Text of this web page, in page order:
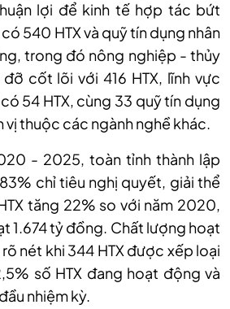
lợi để kinh tế hợp tác bứt
540 HTX và quỹ tín dụng nhân
trong đó nông nghiệp - thủy
cốt lõi với 416 HTX, lĩnh vực
54 HTX, cùng 33 quỹ tín dụng
vị thuộc các ngành nghề khác.
- 2025, toàn tỉnh thành lập
chỉ tiêu nghị quyết, giải thể
tăng 22% so với năm 2020,
1.674 tỷ đồng. Chất lượng hoạt
nét khi 344 HTX được xếp loại
số HTX đang hoạt động và
nhiệm kỳ.